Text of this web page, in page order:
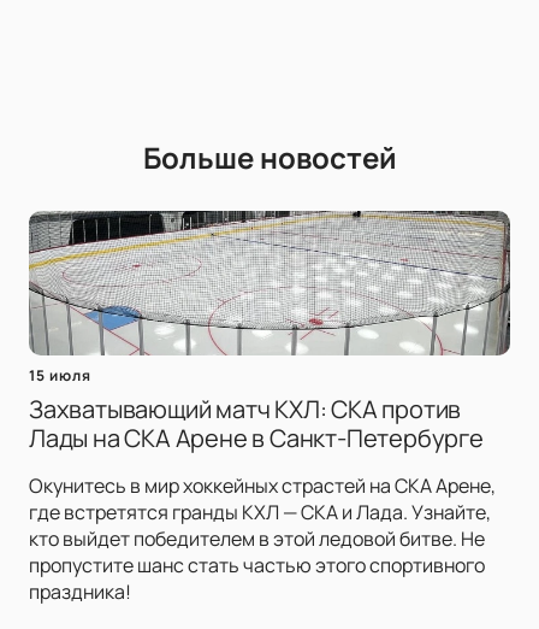
Больше новостей
15 июля
Захватывающий матч КХЛ: СКА против
Лады на СКА Арене в Санкт-Петербурге
Окунитесь в мир хоккейных страстей на СКА Арене,
где встретятся гранды КХЛ — СКА и Лада. Узнайте,
кто выйдет победителем в этой ледовой битве. Не
пропустите шанс стать частью этого спортивного
праздника!